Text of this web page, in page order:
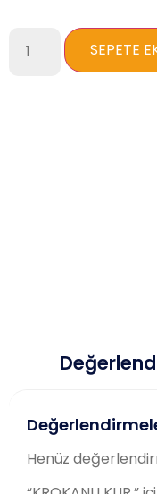
SEPETE
Henüz